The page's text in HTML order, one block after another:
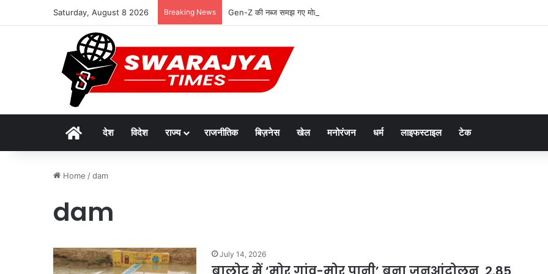
Saturday, August 8 2026 Breaking News Gen-Z की नब्ज समझ गए मोहन भागवत? जानिए कैसे युवा पीढ़ी और BJP के बीच मजबूत पुल बना RSS
Homeदेश विदेश राज्य राजनीतिक बिज़नेस खेल मनोरंजन धर्म लाइफस्टाइल टेक
Home /dam
dam
July 14, 2026